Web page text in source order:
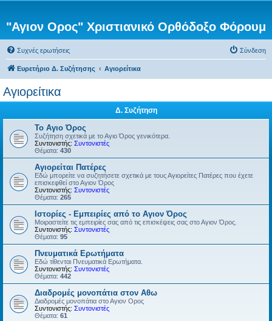
"Αγιον Ορος" Χριστιανικό Ορθόδοξο Φόρουμ
Συχνές ερωτήσεις Σύνδεση
Ευρετήριο Δ. Συζήτησης Αγιορείτικα
Αγιορείτικα
Δ. Συζήτηση
Το Αγιο Όρος
Συζήτηση σχετικά με το Αγιο Όρος γενικότερα.
Συντονιστής: Συντονιστές
Θέματα: 430
Αγιορείται Πατέρες
Εδώ μπορείτε να συζητήσετε σχετικά με τους Αγιορείτες Πατέρες που έχετε
επισκεφθεί στο Αγιον Όρος
Συντονιστής: Συντονιστές
Θέματα: 265
Ιστορίες - Εμπειρίες από το Αγιον Όρος
Μοιραστείτε τις εμπειρίες σας από τις επισκέψεις σας στο Αγιον Όρος.
Συντονιστής: Συντονιστές
Θέματα: 95
Πνευματικά Ερωτήματα
Εδώ τίθενται Πνευματικά Ερωτήματα.
Συντονιστής: Συντονιστές
Θέματα: 442
Διαδρομές μονοπάτια στον Αθω
Διαδρομές μονοπάτια στο Αγιον Ορος
Συντονιστής: Συντονιστές
Θέματα: 61